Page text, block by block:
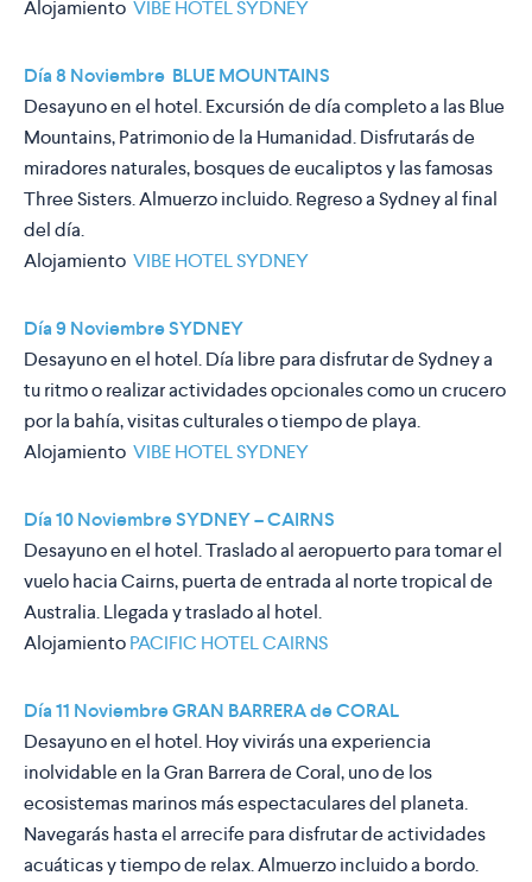
Alojamiento VIBE HOTEL SYDNEY
Día 8 Noviembre BLUE MOUNTAINS
Desayuno en el hotel. Excursión de día completo a las Blue
Mountains, Patrimonio de la Humanidad. Disfrutarás de
miradores naturales, bosques de eucaliptos y las famosas
Three Sisters. Almuerzo incluido. Regreso a Sydney al final
del día.
Alojamiento VIBE HOTEL SYDNEY
Día 9 Noviembre SYDNEY
Desayuno en el hotel. Día libre para disfrutar de Sydney a
tu ritmo o realizar actividades opcionales como un crucero
por la bahía, visitas culturales o tiempo de playa.
Alojamiento VIBE HOTEL SYDNEY
Día 10 Noviembre SYDNEY – CAIRNS
Desayuno en el hotel. Traslado al aeropuerto para tomar el
vuelo hacia Cairns, puerta de entrada al norte tropical de
Australia. Llegada y traslado al hotel.
AlojamientoPACIFIC HOTEL CAIRNS
Día 11 Noviembre GRAN BARRERA de CORAL
Desayuno en el hotel. Hoy vivirás una experiencia
inolvidable en la Gran Barrera de Coral, uno de los
ecosistemas marinos más espectaculares del planeta.
Navegarás hasta el arrecife para disfrutar de actividades
acuáticas y tiempo de relax. Almuerzo incluido a bordo.